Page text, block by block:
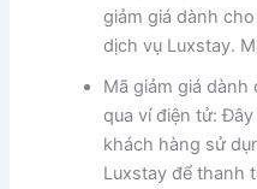
giảm giá dành
dịch vụ Luxstay.
Mã giảm giá
qua ví điện tử:
khách hàng sử
Luxstay để thanh